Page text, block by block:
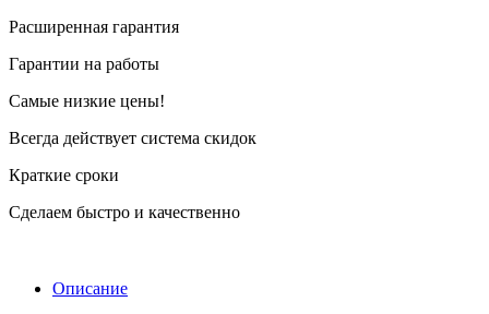
Расширенная гарантия
Гарантии на работы
Самые низкие цены!
Всегда действует система скидок
Краткие сроки
Сделаем быстро и качественно
Описание